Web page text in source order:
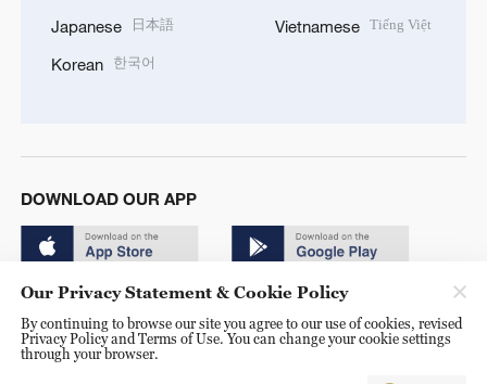
Japanese 日本語
Korean 한국어
Vietnamese Tiếng Việt
DOWNLOAD OUR APP
© China Radio International.CRI. All Rights Reserved. 16A
Our Privacy Statement & Cookie Policy
By continuing to browse our site you agree to our use of cookies, revised
Privacy Policy and Terms of Use. You can change your cookie settings
through your browser.